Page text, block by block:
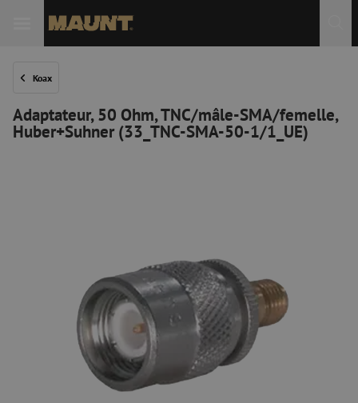
Koax
Adaptateur, 50 Ohm, TNC/mâle-SMA/femelle,
Huber+Suhner (33_TNC-SMA-50-1/1_UE)